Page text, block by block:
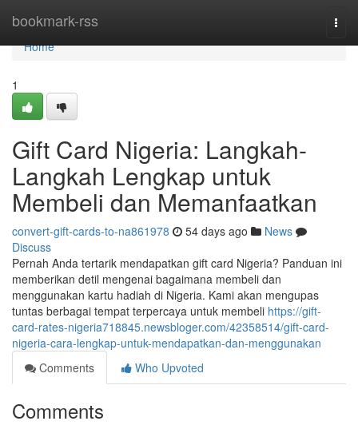
bookmark-rss
Home
Home
1
Gift Card Nigeria: Langkah-
Langkah Lengkap untuk
Membeli dan Memanfaatkan
convert-gift-cards-to-na861978 54 days ago
News
Discuss
Pernah Anda tertarik mendapatkan gift card Nigeria? Panduan ini
memberikan detil mengenai bagaimana membeli dan
menggunakan kartu hadiah di Nigeria. Kami akan mengupas
tuntas berbagai tempat terpercaya untuk membeli https://gift-
card-rates-nigeria718845.newsbloger.com/42358514/gift-card-
nigeria-cara-lengkap-untuk-mendapatkan-dan-menggunakan
Comments
Who Upvoted
Comments